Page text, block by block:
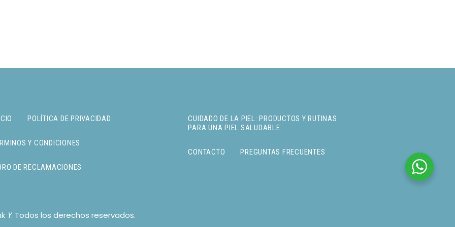
POLÍTICA DE PRIVACIDAD
Y CONDICIONES
DE RECLAMACIONES
CUIDADO DE LA PIEL: PRODUCTOS Y RUTINAS
PARA UNA PIEL SALUDABLE
CONTACTO PREGUNTAS FRECUENTES
Y. Todos los derechos reservados.